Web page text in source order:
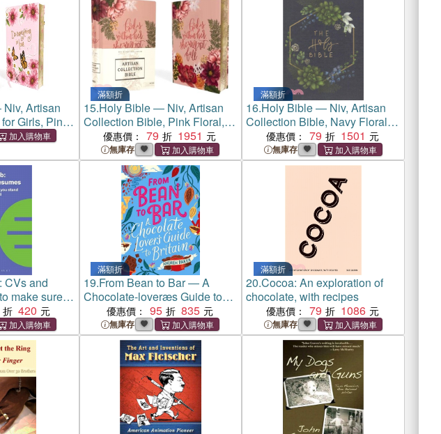
Artisan
Girls, Pink
Edges
滿額折
15.Holy Bible ― Niv, Artisan
Collection Bible, Pink Floral,
Designed Edges Under
Gilding, Red Letter Edition,
Comfort Print
優惠價： 79 1951
無庫存
滿額折
16.Holy Bible ― Niv, Artisan
Collection Bible, Navy Floral,
Designed Edges Under
Gilding, Red Letter Edition,
Comfort Print
優惠價： 79 1501
無庫存
CVs and
make sure
the crowd
420
滿額折
19.From Bean to Bar ― A
Chocolate-loveræs Guide to
Britain優惠價： 95 835
無庫存
滿額折
20.Cocoa: An exploration of
chocolate, with recipes
優惠價： 79 1086
無庫存